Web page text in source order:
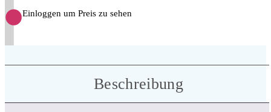
Einloggen um Preis zu sehen
Beschreibung